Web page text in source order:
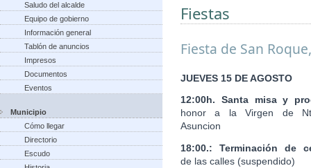
Saludo del alcalde
Equipo de gobierno
Información general
Tablón de anuncios
Impresos
Documentos
Eventos
Municipio
Cómo llegar
Directorio
Escudo
Fiestas
Fiesta de San
JUEVES 15 DE AGOSTO
12:00h. Santa misa y
honor a la Virgen de
Asuncion
18:00.: Terminación de
de las calles (suspendido)